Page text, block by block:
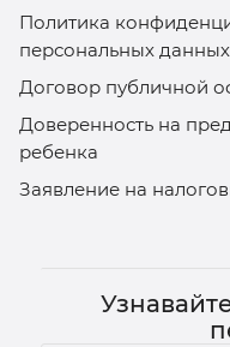
Политика
персональных данных
Договор публичной
Доверенность на
ребенка
Заявление на